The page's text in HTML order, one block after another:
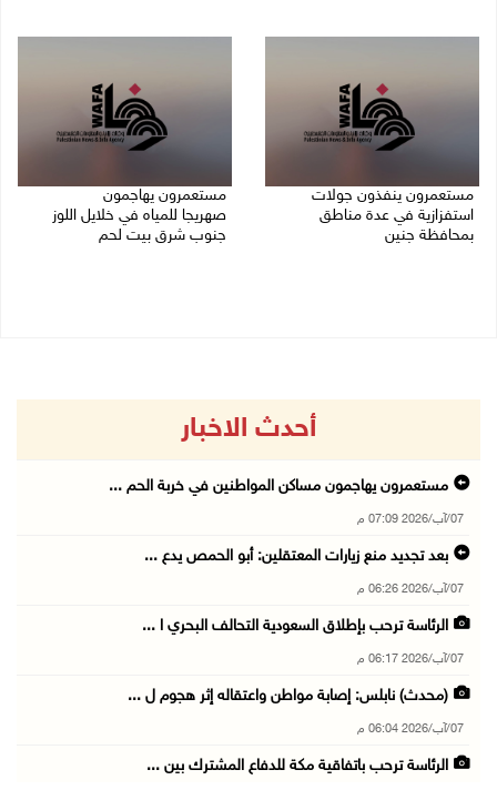
مستعمرون ينفذون جولات
استفزازية في عدة مناطق
بمحافظة جنين
مستعمرون يهاجمون
صهريجا للمياه في خلايل اللوز
جنوب شرق بيت لحم
أحدث الاخبار
مستعمرون يهاجمون مساكن المواطنين في خربة الحم ...
07/آب/2026 07:09 م
بعد تجديد منع زيارات المعتقلين: أبو الحمص يدع ...
07/آب/2026 06:26 م
الرئاسة ترحب بإطلاق السعودية التحالف البحري ا ...
07/آب/2026 06:17 م
(محدث) نابلس: إصابة مواطن واعتقاله إثر هجوم ل ...
07/آب/2026 06:04 م
الرئاسة ترحب باتفاقية مكة للدفاع المشترك بين ...